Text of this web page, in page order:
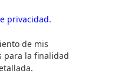
privacidad.
de mis
para la finalidad